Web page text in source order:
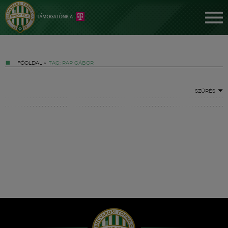
FŐOLDAL » TAG: PAP GÁBOR
SZŰRÉS
Hírek